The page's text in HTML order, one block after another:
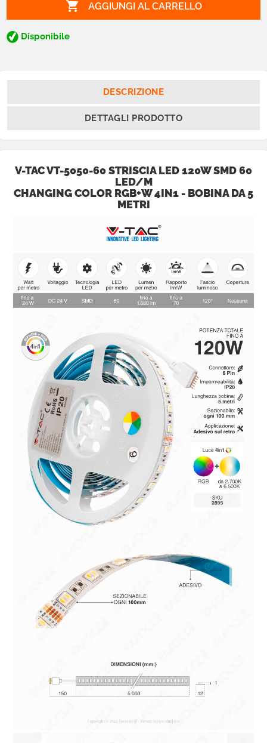
 AGGIUNGI AL CARRELLO
Disponibile
DESCRIZIONE
DETTAGLI PRODOTTO
V-TAC VT-5050-60 STRISCIA LED 120W SMD 60
LED/M
CHANGING COLOR RGB+W 4IN1 - BOBINA DA 5
METRI